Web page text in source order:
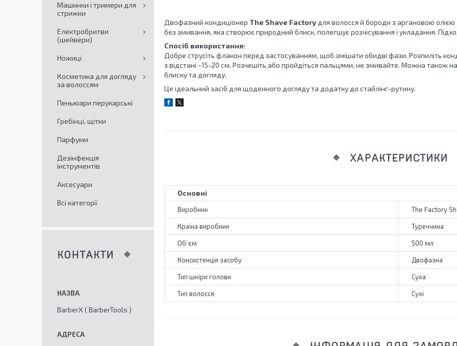
Двофазний кондиціонер The Shave Factory для волосся й бороди з аргановою
без змивання, яка створює природний блиск, полегшує розчісування і укладання.
Спосіб використання:
Добре струсіть флакон перед застосуванням, щоб змішати обидві фази. Розпиліть
з відстані ~15-20 см. Розчешіть або пройдіться пальцями, не змивайте. Можна також
блиску та догляду.
Це ідеальний засіб для щоденного догляду та додатку до стайлінг-рутину.
ХАРАКТЕРИСТИКИ
Основні
Виробник The Factory
Країна виробник Туреччина
Об`єм 500 мл
Консистенція засобу Двофазна
Тип шкіри голови Суха
Тип волосся Сухі
Машинки і тримери для
стрижки
Електробритви
(шейвери)
Ножиці
Косметика для догляду
за волоссям
Пеньюари перукарські
Гребінці, щітки
Парфуми
Дезінфекція
інструментів
Аксесуари
Всі категорії
КОНТАКТИ
BarberX ( BarberTools )